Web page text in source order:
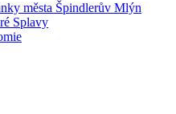
města Špindlerův Mlýn
Splavy